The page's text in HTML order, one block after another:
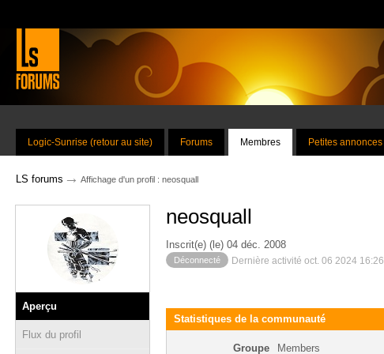
Logic-Sunrise (retour au site) Forums Membres Petites annonces
LS forums → Affichage d'un profil : neosquall
Aperçu
Flux du profil
neosquall
Inscrit(e) (le) 04 déc. 2008
Déconnecté Dernière activité oct. 06 2024 16:26
Statistiques de la communauté
Groupe Members